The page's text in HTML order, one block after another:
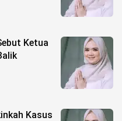
Ketua
Kasus